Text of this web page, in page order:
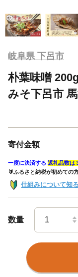
岐阜県 下呂市
朴葉味噌
みそ下呂市
寄付金額
一度に決済する 返礼品数は
🔰ふるさと納税が初めての
仕組みについて知る
数量